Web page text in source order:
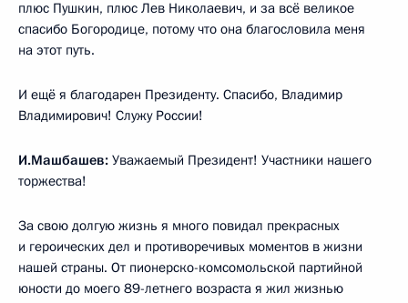
плюс Пушкин, плюс Лев Николаевич, и за всё великое
спасибо Богородице, потому что она благословила меня
на этот путь.
И ещё я благодарен Президенту. Спасибо, Владимир
Владимирович! Служу России!
И.Машбашев: Уважаемый Президент! Участники нашего
торжества!
За свою долгую жизнь я много повидал прекрасных
и героических дел и противоречивых моментов в жизни
нашей страны. От пионерско-комсомольской партийной
юности до моего 89-летнего возраста я жил жизнью